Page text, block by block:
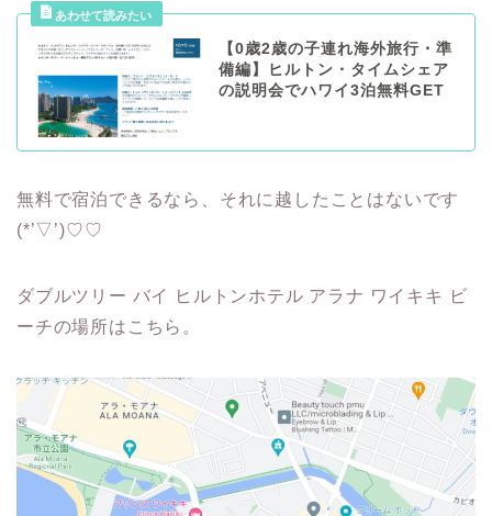
【0歳2歳の子連れ海外旅行・準
備編】ヒルトン・タイムシェア
の説明会でハワイ3泊無料GET
無料で宿泊できるなら、それに越したことはないです
(*’▽’)♡♡
ダブルツリー バイ ヒルトンホテル アラナ ワイキキ ビ
ーチの場所はこちら。